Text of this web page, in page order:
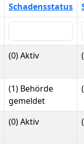
Schadensstatus
(0) Aktiv
(1) Behörde
gemeldet
(0) Aktiv